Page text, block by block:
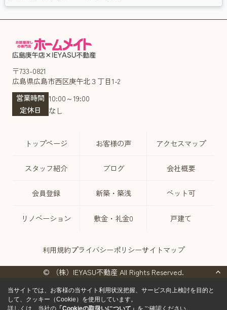
〒733-0821
広島県広島市西区庚午北３丁目1-2
営業時間 10:00～19:00
定休日
なし
トップページ お客様の声 アクセスマップ
スタッフ紹介 ブログ 会社概要
会員登録 新築・築浅 ペット可
リノベーション 敷金・礼金0 戸建て
利用規約プライバシーポリシーサイトマップ
© （株）IEYASU不動産 All Rights Reserved.
当サイトでは、お客様の当サイト利用状況把握、サービス向上検討を目的と
して、クッキー（Cookie）を使用しています。
詳しくは、当社の 「Cookieの取扱いについて」 をご確認ください。